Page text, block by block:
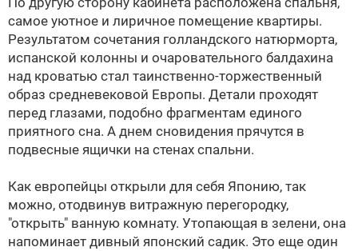
самое уютное и лиричное помещение квартиры.
Результатом сочетания голландского натюрморта,
испанской колонны и очаровательного балдахина
над кроватью стал таинственно-торжественный
образ средневековой Европы. Детали проходят
перед глазами, подобно фрагментам единого
приятного сна. А днем сновидения прячутся в
подвесные ящички на стенах спальни.
Как европейцы открыли для себя Японию, так
можно, отодвинув витражную перегородку,
"открыть" ванную комнату. Утопающая в зелени, она
напоминает дивный японский садик. Это еще один